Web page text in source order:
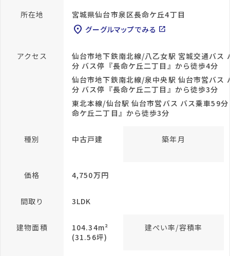
所在地 宮城県仙台市泉区長命ケ丘4丁目
location_on グーグルマップでみる open_in_new
アクセス
仙台市地下鉄南北線/八乙女駅 宮城交通バス
分 バス停『長命ケ丘二丁目』から徒歩4分
仙台市地下鉄南北線/泉中央駅 仙台市営バス
分 バス停『長命ケ丘二丁目』から徒歩3分
東北本線/仙台駅 仙台市営バス バス乗車59
命ケ丘二丁目』から徒歩3分
種別 中古戸建 築年月
価格 4,750万円
間取り 3LDK
建物面積
104.34m²
(31.56坪)
建ぺい率/容積率